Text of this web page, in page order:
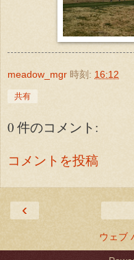
meadow_mgr 時刻: 16:12
共有
0 件のコメント:
コメントを投稿
‹
ウェブ